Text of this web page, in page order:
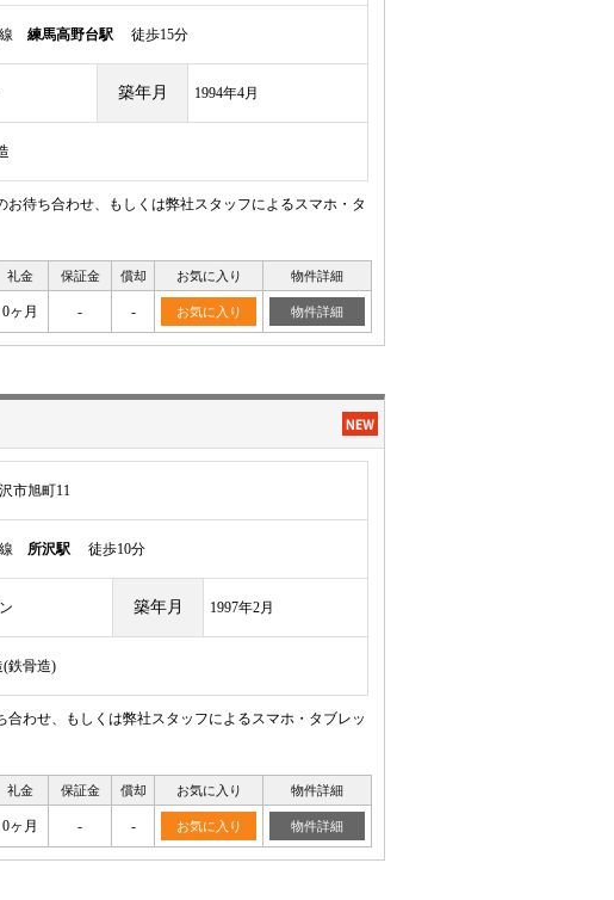
線 練馬高野台駅 徒歩15分
築年月 1994年4月
ち合わせ、もしくは弊社スタッフによるスマホ・タ
礼金 保証金 償却 お気に入り 物件詳細
0ヶ月 - - お気に入り 物件詳細
市旭町11
線 所沢駅 徒歩10分
築年月 1997年2月
(鉄骨造)
わせ、もしくは弊社スタッフによるスマホ・タブレッ
礼金 保証金 償却 お気に入り 物件詳細
0ヶ月 - - お気に入り 物件詳細